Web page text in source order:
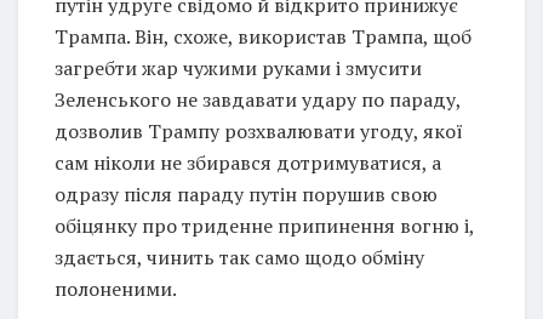
Трампа. Він, схоже, використав Трампа, щоб
загребти жар чужими руками і змусити
Зеленського не завдавати удару по параду,
дозволив Трампу розхвалювати угоду, якої
сам ніколи не збирався дотримуватися, а
одразу після параду путін порушив свою
обіцянку про триденне припинення вогню і,
здається, чинить так само щодо обміну
полоненими.